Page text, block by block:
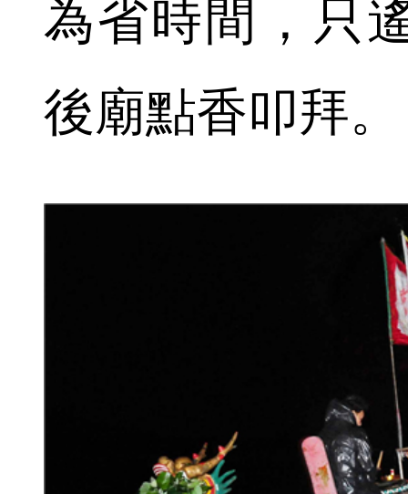
為省時間，只
後廟點香叩拜。